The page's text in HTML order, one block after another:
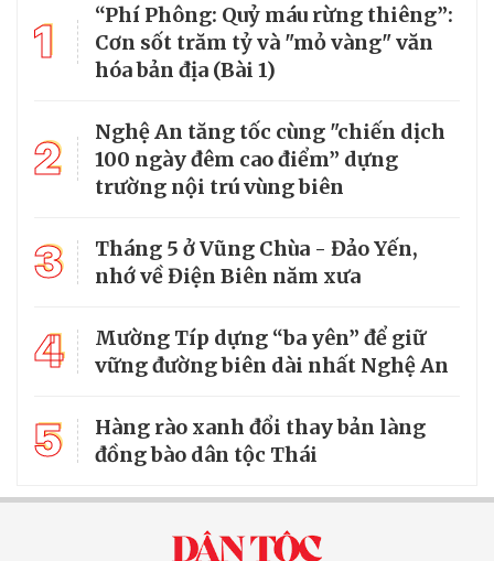
1
“Phí Phông: Quỷ máu rừng thiêng”:
Cơn sốt trăm tỷ và "mỏ vàng" văn
hóa bản địa (Bài 1)
2
Nghệ An tăng tốc cùng "chiến dịch
100 ngày đêm cao điểm” dựng
trường nội trú vùng biên
3
Tháng 5 ở Vũng Chùa - Đảo Yến,
nhớ về Điện Biên năm xưa
4
Mường Típ dựng “ba yên” để giữ
vững đường biên dài nhất Nghệ An
5
Hàng rào xanh đổi thay bản làng
đồng bào dân tộc Thái